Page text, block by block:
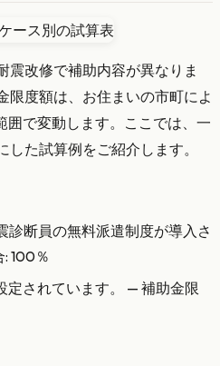
震改修で補助内容が異なりま
限度額は、お住まいの市町によ
囲で変動します。ここでは、一
た試算例をご紹介します。
診断員の無料派遣制度が導入さ
100％
定されています。 — 補助金限